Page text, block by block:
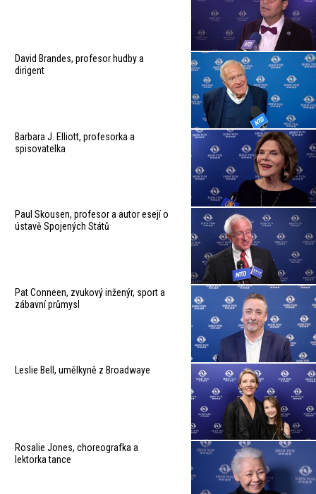
David Brandes, profesor hudby a
dirigent
Barbara J. Elliott, profesorka a
spisovatelka
Paul Skousen, profesor a autor esejí o
ústavě Spojených Států
Pat Conneen, zvukový inženýr, sport a
zábavní průmysl
Leslie Bell, umělkyně z Broadwaye
Rosalie Jones, choreografka a
lektorka tance